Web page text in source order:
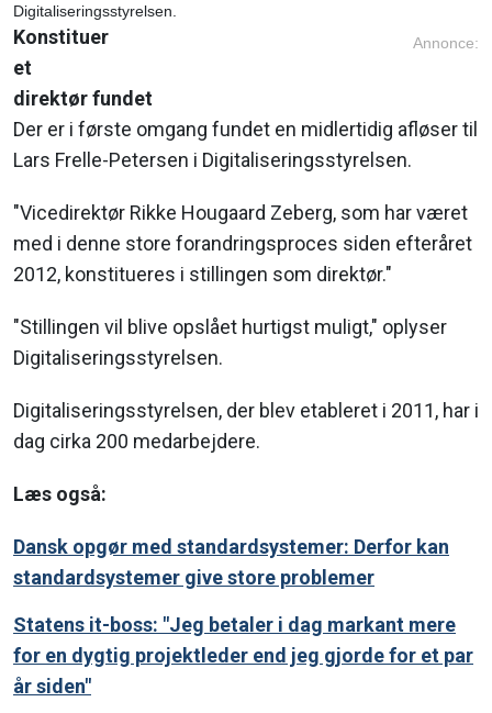
Digitaliseringsstyrelsen.
Annonce:
Konstituer
et
direktør fundet
Der er i første omgang fundet en midlertidig afløser til
Lars Frelle-Petersen i Digitaliseringsstyrelsen.
"Vicedirektør Rikke Hougaard Zeberg, som har været
med i denne store forandringsproces siden efteråret
2012, konstitueres i stillingen som direktør."
"Stillingen vil blive opslået hurtigst muligt," oplyser
Digitaliseringsstyrelsen.
Digitaliseringsstyrelsen, der blev etableret i 2011, har i
dag cirka 200 medarbejdere.
Læs også:
Dansk opgør med standardsystemer: Derfor kan
standardsystemer give store problemer
Statens it-boss: "Jeg betaler i dag markant mere
for en dygtig projektleder end jeg gjorde for et par
år siden"